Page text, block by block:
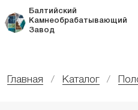
Балтийский
Камнеобрабатывающий
Завод
Главная Каталог